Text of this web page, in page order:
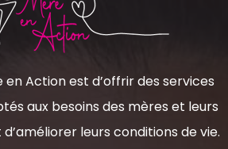
en Action est d’offrir des services
aux besoins des mères et leurs
leurs conditions de vie.